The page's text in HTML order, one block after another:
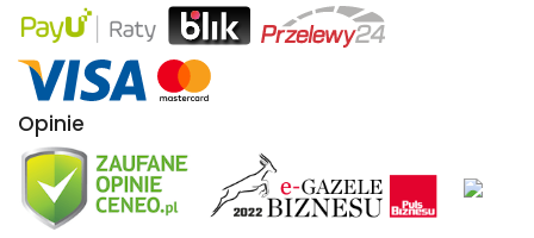
Opinie